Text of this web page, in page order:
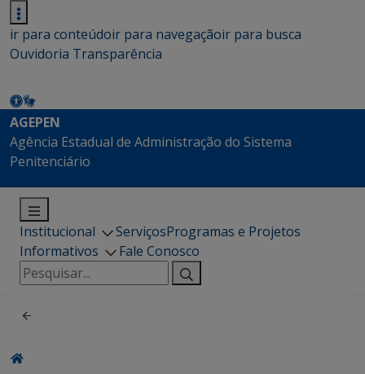
ir para conteúdoir para navegaçãoir para busca
Ouvidoria Transparência
AGEPEN
Agência Estadual de Administração do Sistema
Penitenciário
Institucional ServiçosProgramas e Projetos
Informativos
Fale Conosco
Pesquisar
por: